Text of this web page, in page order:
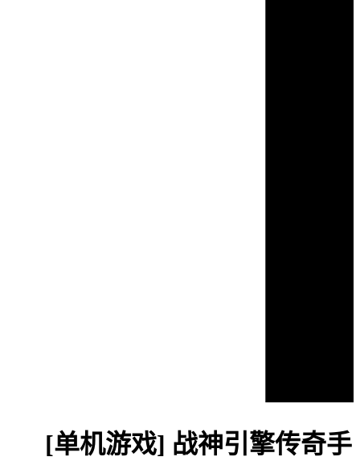
[单机游戏] 战神引擎传奇手